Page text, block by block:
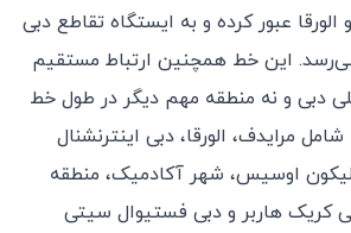
عبور کرده و به ایستگاه تقاطع دبی
سیتی ۱ می‌رسد. این خط همچنین ارتباط مستقیم
دبی و نه منطقه مهم دیگر در طول خط
مرایدف، الورقا، دبی اینترنشنال
دبی سیلیکون اوسیس، شهر آکادمیک، منطقه
کریک هاربر و دبی فستیوال سیتی